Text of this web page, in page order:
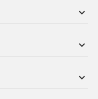
keyboard_arrow_down
keyboard_arrow_down
keyboard_arrow_down